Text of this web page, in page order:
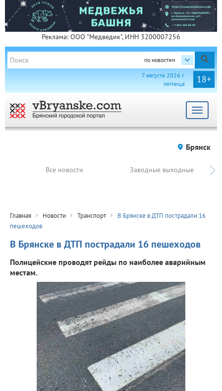
Реклама: ООО "Медведик", ИНН 3200007256
по новостям
18+
7 августа 2026 г.
пятница
Toggle
Брянск
Все новости Заводные выходные
Главная Новости Транспорт
В Брянске в ДТП пострадали 16
пешеходов
В Брянске в ДТП пострадали 16 пешеходов
Полицейские проводят рейды по наиболее аварийным
местам.